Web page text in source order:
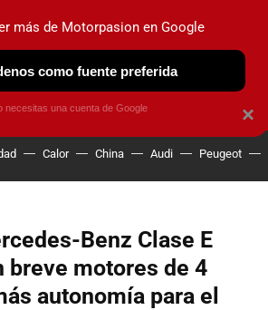
ELÉCTRICOS OBSERVATORIO
Calor China Audi Peugeot
Benz Clase E
breve motores de 4
autonomía para el
×
más de Motorpasion en Google
como fuente preferida
necesitas una cuenta de Google